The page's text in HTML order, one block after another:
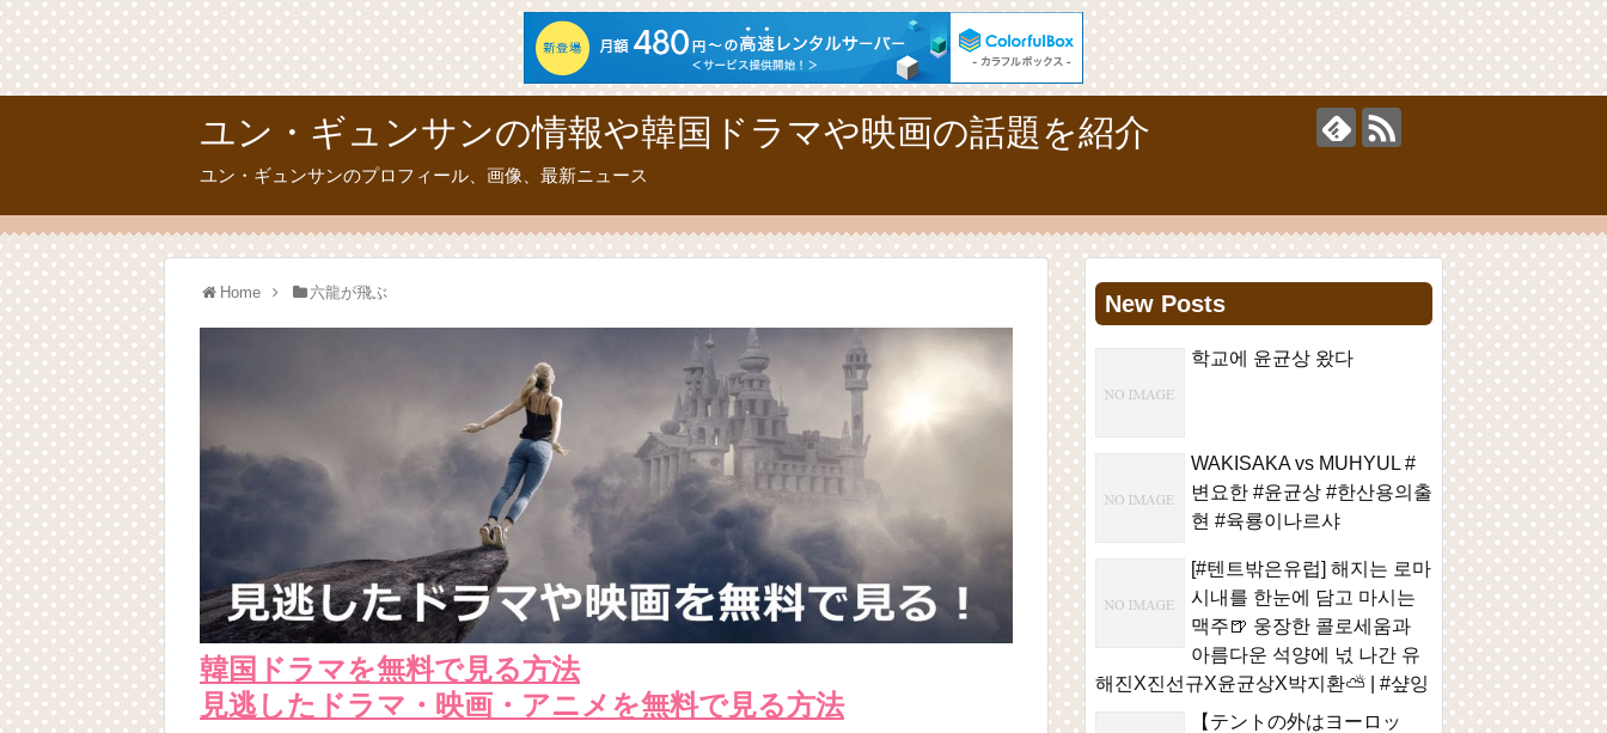
ユン・ギュンサンの情報や韓国ドラマや映画の話題を紹介
ユン・ギュンサンのプロフィール、画像、最新ニュース
Home 六龍が飛ぶ
韓国ドラマを無料で見る方法
見逃したドラマ・映画・アニメを無料で見る方法
New Posts
학교에 윤균상 왔다
WAKISAKA vs MUHYUL #
변요한 #윤균상 #한산용의출
현 #육룡이나르샤
[#텐트밖은유럽] 해지는 로마
시내를 한눈에 담고 마시는
맥주🍺 웅장한 콜로세움과
아름다운 석양에 넋 나간 유
해진X진선규X윤균상X박지환⛅ | #샾잉
【テントの外はヨーロッ